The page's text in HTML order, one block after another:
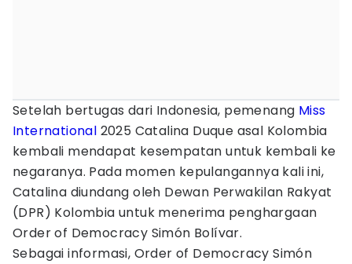
Setelah bertugas dari Indonesia, pemenang Miss
International 2025 Catalina Duque asal Kolombia
kembali mendapat kesempatan untuk kembali ke
negaranya. Pada momen kepulangannya kali ini,
Catalina diundang oleh Dewan Perwakilan Rakyat
(DPR) Kolombia untuk menerima penghargaan
Order of Democracy Simón Bolívar.
Sebagai informasi, Order of Democracy Simón